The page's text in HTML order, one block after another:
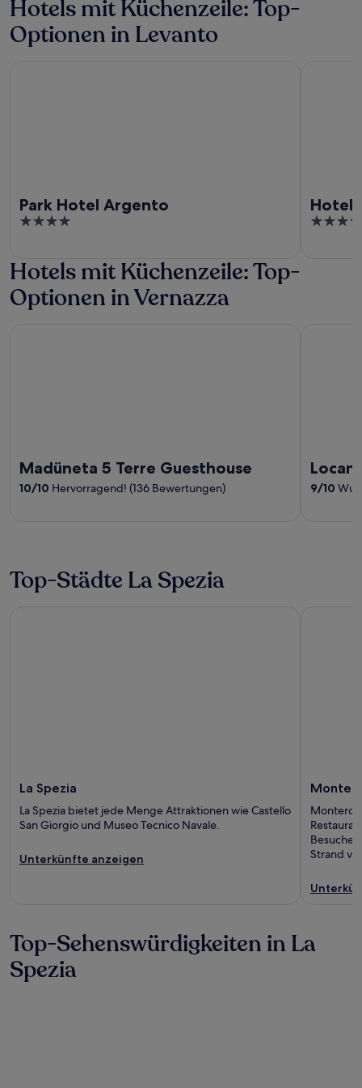
Hotels mit Küchenzeile: Top-
Optionen in Levanto
Park Hotel Argento
4
5
Hotel
4
Hotels mit Küchenzeile: Top-
Optionen in Vernazza
Madüneta 5 Terre Guesthouse
10/10 Hervorragend! (136 Bewertungen) 9/10
Top-Städte La Spezia
La Spezia
La Spezia bietet jede Menge Attraktionen wie Castello
San Giorgio und Museo Tecnico Navale.
Unterkünfte anzeigen
Strand
Top-Sehenswürdigkeiten in La
Spezia